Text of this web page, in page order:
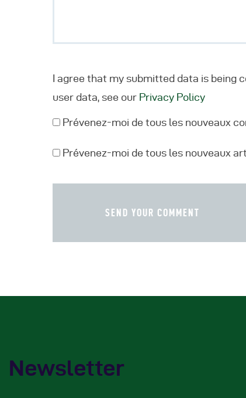
I agree that my submitted data is being
user data, see our Privacy Policy
Prévenez-moi de tous les nouveaux
Prévenez-moi de tous les nouveaux
Newsletter